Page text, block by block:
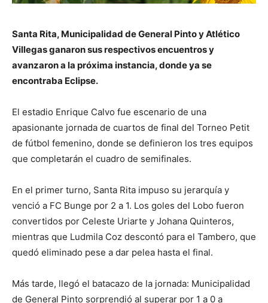
Santa Rita, Municipalidad de General Pinto y Atlético
Villegas ganaron sus respectivos encuentros y
avanzaron a la próxima instancia, donde ya se
encontraba Eclipse.
El estadio Enrique Calvo fue escenario de una
apasionante jornada de cuartos de final del Torneo Petit
de fútbol femenino, donde se definieron los tres equipos
que completarán el cuadro de semifinales.
En el primer turno, Santa Rita impuso su jerarquía y
venció a FC Bunge por 2 a 1. Los goles del Lobo fueron
convertidos por Celeste Uriarte y Johana Quinteros,
mientras que Ludmila Coz descontó para el Tambero, que
quedó eliminado pese a dar pelea hasta el final.
Más tarde, llegó el batacazo de la jornada: Municipalidad
de General Pinto sorprendió al superar por 1 a 0 a